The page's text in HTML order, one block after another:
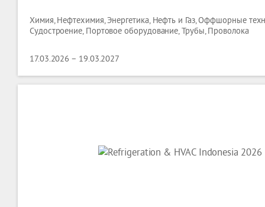
Химия, Нефтехимия, Энергетика, Нефть и Газ, Оффшорные
Судостроение, Портовое оборудование, Трубы, Проволока
17.03.2026 – 19.03.2027